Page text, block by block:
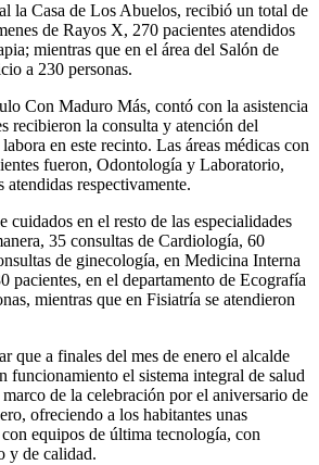
la Casa de Los Abuelos, recibió un total de
de Rayos X, 270 pacientes atendidos
mientras que en el área del Salón de
a 230 personas.
Con Maduro Más, contó con la asistencia
recibieron la consulta y atención del
en este recinto. Las áreas médicas con
fueron, Odontología y Laboratorio,
respectivamente.
cuidados en el resto de las especialidades
35 consultas de Cardiología, 60
de ginecología, en Medicina Interna
pacientes, en el departamento de Ecografía
mientras que en Fisiatría se atendieron
que a finales del mes de enero el alcalde
funcionamiento el sistema integral de salud
marco de la celebración por el aniversario de
ofreciendo a los habitantes unas
equipos de última tecnología, con
y de calidad.